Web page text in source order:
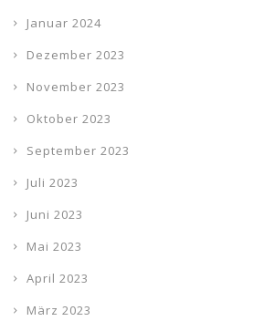
Januar 2024
Dezember 2023
November 2023
Oktober 2023
September 2023
Juli 2023
Juni 2023
Mai 2023
April 2023
März 2023